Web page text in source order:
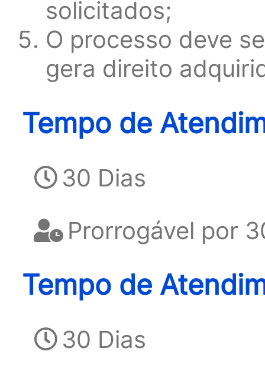
solicitados;
O processo deve
gera direito
Tempo de
30 Dias
Prorrogável por
Tempo de
30 Dias